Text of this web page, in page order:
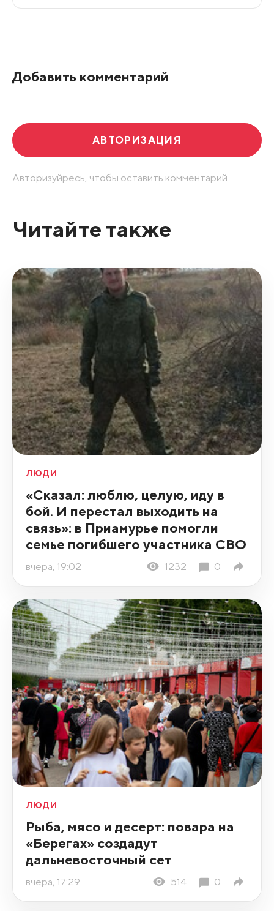
Добавить комментарий
АВТОРИЗАЦИЯ
Авторизуйресь, чтобы оставить комментарий.
Читайте также
ЛЮДИ
«Сказал: люблю, целую, иду в
бой. И перестал выходить на
связь»: в Приамурье помогли
семье погибшего участника СВО
вчера, 19:02 1232 0
ЛЮДИ
Рыба, мясо и десерт: повара на
«Берегах» создадут
дальневосточный сет
вчера, 17:29 514 0